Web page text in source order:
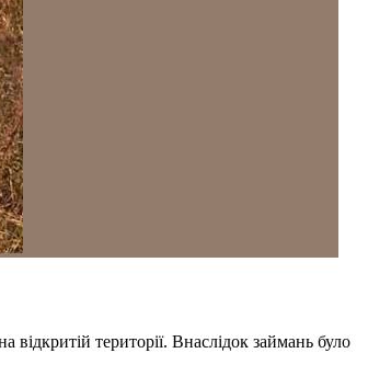
території. Внаслідок займань було